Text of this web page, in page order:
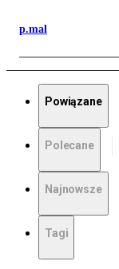
p.mal
Powiązane
Polecane
Najnowsze
Tagi